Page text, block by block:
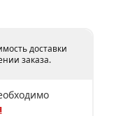
доставки
заказа.